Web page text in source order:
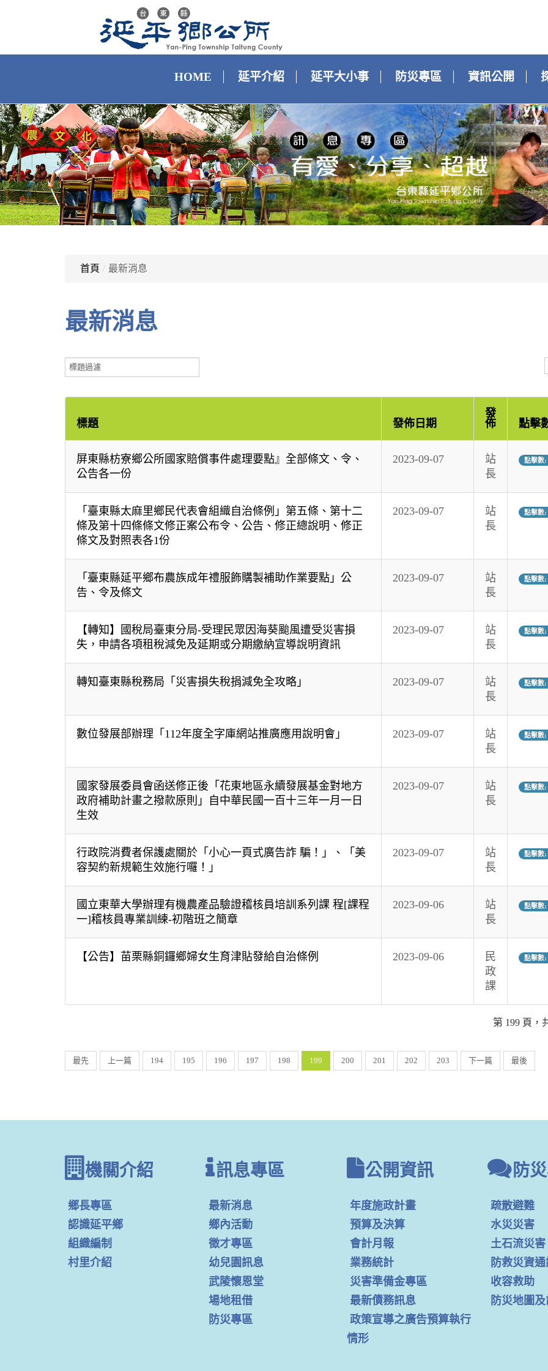
HOME 延平介紹 延平大小事 防災專區 資訊公開
首頁 / 最新消息
最新消息
標
題
標題 發佈日期
發
佈
點擊
屏東縣枋寮鄉公所國家賠償事件處理要點』全部條文、令、
公告各一份
2023-09-07
站
長
點擊數:
「臺東縣太麻里鄉民代表會組織自治條例」第五條、第十二
條及第十四條條文修正案公布令、公告、修正總說明、修正
條文及對照表各1份
2023-09-07
站
長
點擊數:
「臺東縣延平鄉布農族成年禮服飾購製補助作業要點」公
告、令及條文
2023-09-07
站
長
點擊數:
【轉知】國稅局臺東分局-受理民眾因海葵颱風遭受災害損
失，申請各項租稅減免及延期或分期繳納宣導說明資訊
2023-09-07
站
長
點擊數:
轉知臺東縣稅務局「災害損失稅捐減免全攻略」 2023-09-07
站
長
點擊數:
數位發展部辦理「112年度全字庫網站推廣應用說明會」 2023-09-07
站
長
點擊數:
國家發展委員會函送修正後「花東地區永續發展基金對地方
政府補助計畫之撥款原則」自中華民國一百十三年一月一日
生效
2023-09-07
站
長
點擊數:
行政院消費者保護處關於「小心一頁式廣告詐 騙！」、「美
容契約新規範生效施行囉！」
2023-09-07
站
長
點擊數:
國立東華大學辦理有機農產品驗證稽核員培訓系列課 程[課程
一]稽核員專業訓練-初階班之簡章
2023-09-06
站
長
點擊數:
【公告】苗栗縣銅鑼鄉婦女生育津貼發給自治條例 2023-09-06
民
政
課
點擊數:
第 199 頁，
最先 上一篇 194 195 196 197 198 199 200 201 202 203 下一篇 最後
機關介紹
鄉長專區
認識延平鄉
組織編制
村里介紹
訊息專區
最新消息
鄉內活動
徵才專區
幼兒園訊息
武陵懷恩堂
場地租借
防災專區
公開資訊
年度施政計畫
預算及決算
會計月報
業務統計
災害準備金專區
最新債務訊息
政策宣導之廣告預算執行
情形
防
疏散避難
水災災害
土石流災害
防救災資通
收容救助
防災地圖